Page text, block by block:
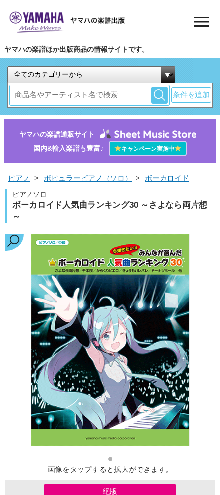
ヤマハの楽譜ほか出版商品の情報サイトです。
条件を追加
ヤマハの楽譜通販サイト
国内&輸入楽譜も豊富♪
★キャンペーン実施中★
ピアノ > ポピュラーピアノ（ソロ） > ボーカロイド
ピアノソロ
ボーカロイド人気曲ランキング30 ～さよなら両片想
～
画像をタップすると拡大ができます。
絶版